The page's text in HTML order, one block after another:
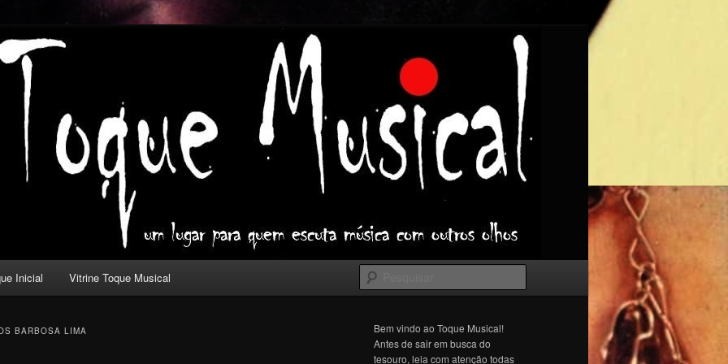
com outros olhos.
Inicial Vitrine Toque Musical
BARBOSA LIMA
Bem vindo ao Toque Musical!
Antes de sair em busca do
tesouro, leia com atenção todas